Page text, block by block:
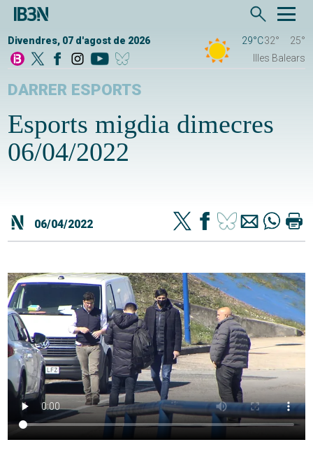
Divendres, 07 d'agost de 2026 29°C32°
25°
Illes Balears
DARRER ESPORTS
Esports migdia dimecres
06/04/2022
06/04/2022